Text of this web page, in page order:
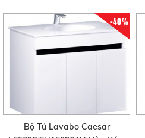
-40%
Bộ Tủ Lavabo Caesar